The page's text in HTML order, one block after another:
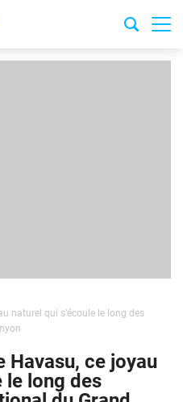
naturel qui s’écoule le long des
Havasu, ce joyau
le long des